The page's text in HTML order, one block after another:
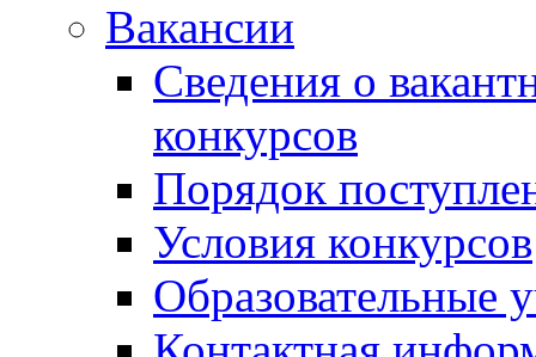
Вакансии
Сведения о
конкурсов
Порядок
Условия конкурсов
Образовательные